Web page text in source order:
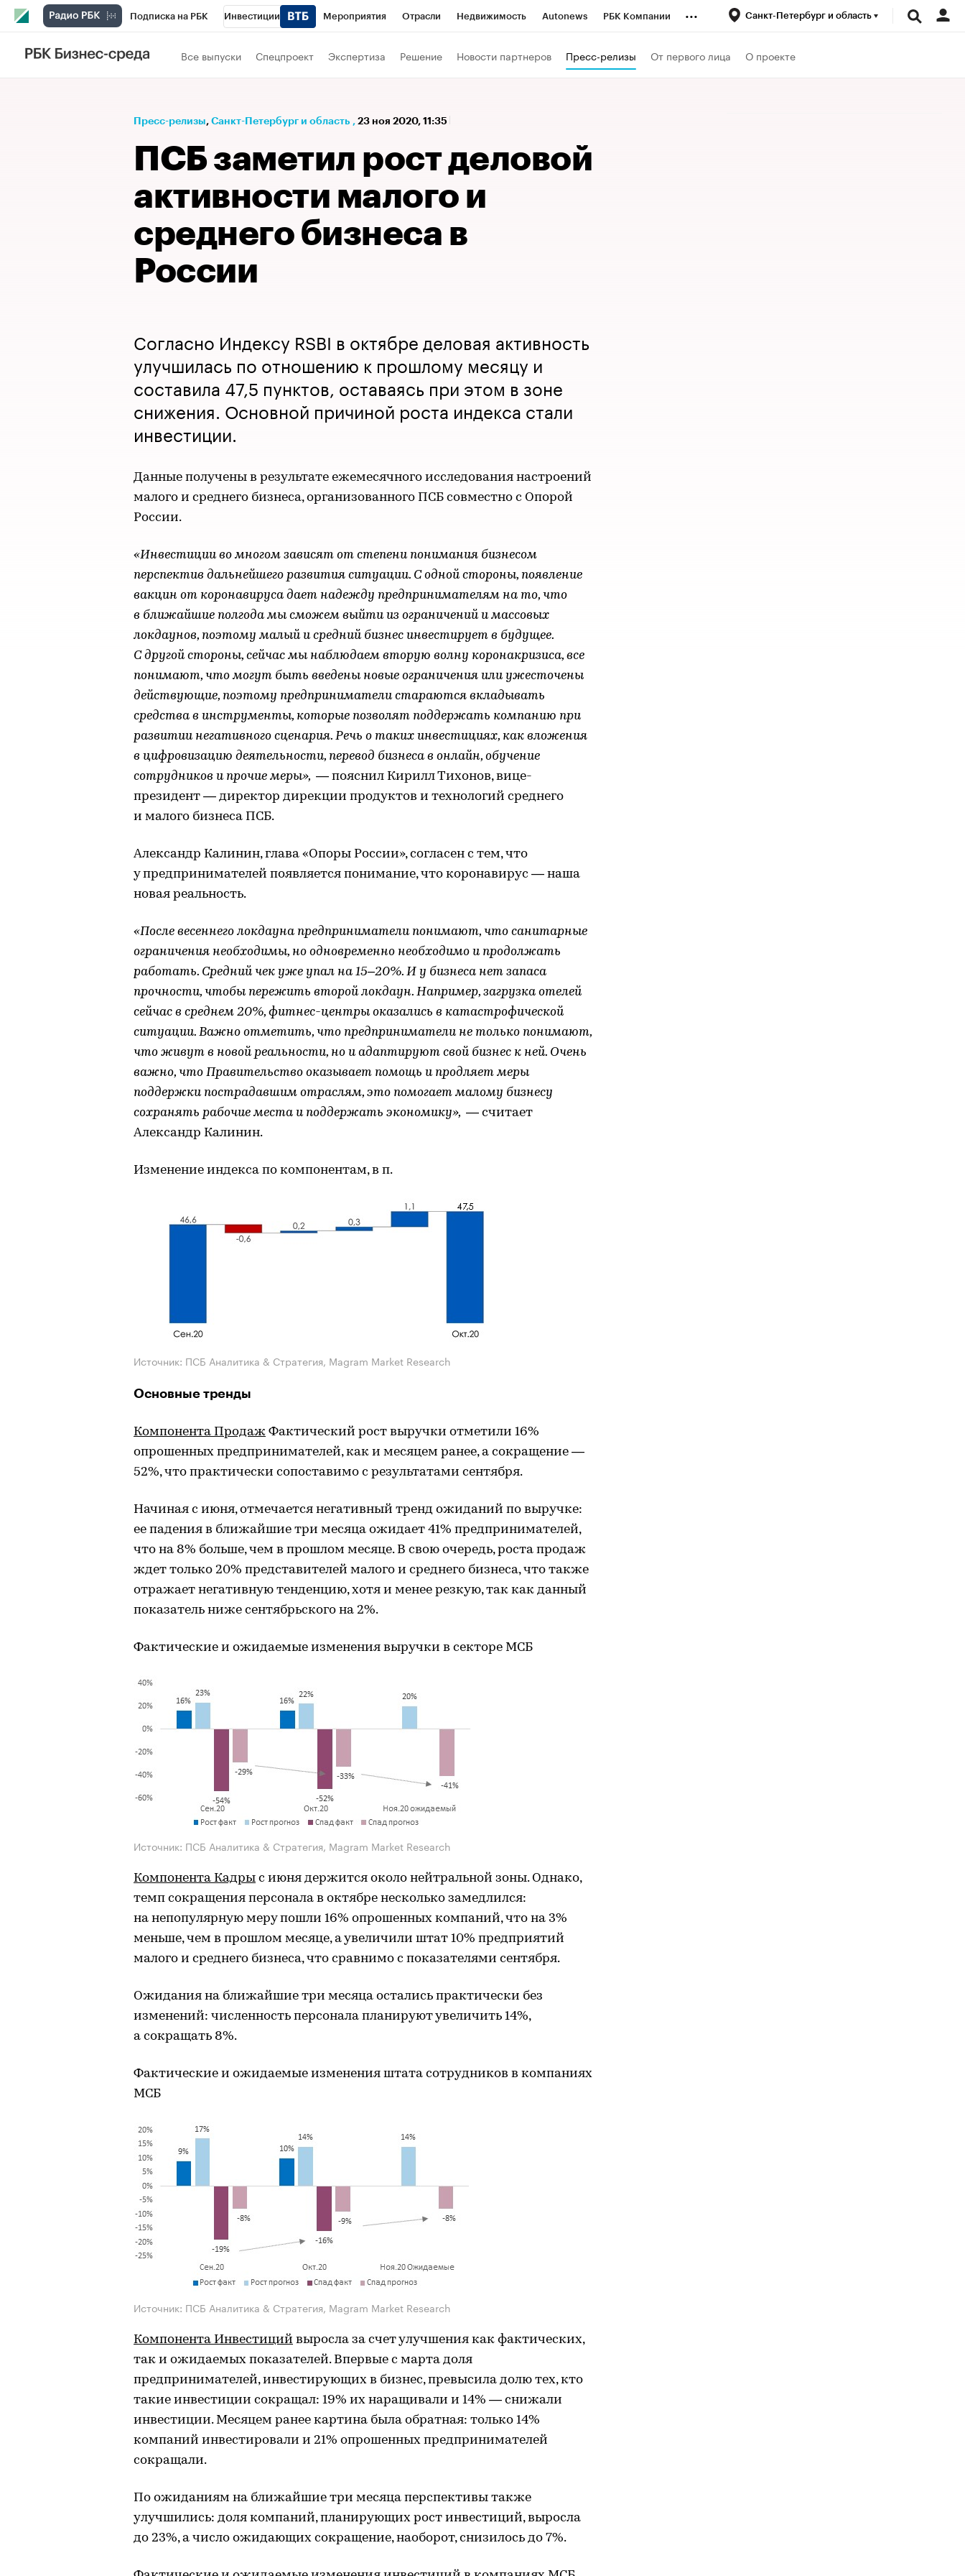
Подписка на РБК Инвестиции Мероприятия Отрасли Недвижимость Autonews РБК Компании
Телеканал
Спецпроекты Технологии и медиа
... Санкт-Петербург и область
Все выпуски Спецпроект Экспертиза Решение Новости партнеров Пресс-релизы От первого лица О проекте
Пресс-релизы⁠, Санкт-Петербург и область , 23 ноя 2020, 11:35
ПСБ заметил рост деловой
активности малого и
среднего бизнеса в
России
Согласно Индексу RSBI в октябре деловая активность
улучшилась по отношению к прошлому месяцу и
составила 47,5 пунктов, оставаясь при этом в зоне
снижения. Основной причиной роста индекса стали
инвестиции.
Данные получены в результате ежемесячного исследования настроений
малого и среднего бизнеса, организованного ПСБ совместно с Опорой
России.
«Инвестиции во многом зависят от степени понимания бизнесом
перспектив дальнейшего развития ситуации. С одной стороны, появление
вакцин от коронавируса дает надежду предпринимателям на то, что
в ближайшие полгода мы сможем выйти из ограничений и массовых
локдаунов, поэтому малый и средний бизнес инвестирует в будущее.
С другой стороны, сейчас мы наблюдаем вторую волну коронакризиса, все
понимают, что могут быть введены новые ограничения или ужесточены
действующие, поэтому предприниматели стараются вкладывать
средства в инструменты, которые позволят поддержать компанию при
развитии негативного сценария. Речь о таких инвестициях, как вложения
в цифровизацию деятельности, перевод бизнеса в онлайн, обучение
сотрудников и прочие меры», — пояснил Кирилл Тихонов, вице-
президент — директор дирекции продуктов и технологий среднего
и малого бизнеса ПСБ.
Александр Калинин, глава «Опоры России», согласен с тем, что
у предпринимателей появляется понимание, что коронавирус — наша
новая реальность.
«После весеннего локдауна предприниматели понимают, что санитарные
ограничения необходимы, но одновременно необходимо и продолжать
работать. Средний чек уже упал на 15–20%. И у бизнеса нет запаса
прочности, чтобы пережить второй локдаун. Например, загрузка отелей
сейчас в среднем 20%, фитнес-центры оказались в катастрофической
ситуации. Важно отметить, что предприниматели не только понимают,
что живут в новой реальности, но и адаптируют свой бизнес к ней. Очень
важно, что Правительство оказывает помощь и продляет меры
поддержки пострадавшим отраслям, это помогает малому бизнесу
сохранять рабочие места и поддержать экономику», — считает
Александр Калинин.
Изменение индекса по компонентам, в п.
Источник: ПСБ Аналитика & Стратегия, Magram Market Research
Основные тренды
Компонента Продаж Фактический рост выручки отметили 16%
опрошенных предпринимателей, как и месяцем ранее, а сокращение —
52%, что практически сопоставимо с результатами сентября.
Начиная с июня, отмечается негативный тренд ожиданий по выручке:
ее падения в ближайшие три месяца ожидает 41% предпринимателей,
что на 8% больше, чем в прошлом месяце. В свою очередь, роста продаж
ждет только 20% представителей малого и среднего бизнеса, что также
отражает негативную тенденцию, хотя и менее резкую, так как данный
показатель ниже сентябрьского на 2%.
Фактические и ожидаемые изменения выручки в секторе МСБ
Источник: ПСБ Аналитика & Стратегия, Magram Market Research
Компонента Кадры с июня держится около нейтральной зоны. Однако,
темп сокращения персонала в октябре несколько замедлился:
на непопулярную меру пошли 16% опрошенных компаний, что на 3%
меньше, чем в прошлом месяце, а увеличили штат 10% предприятий
малого и среднего бизнеса, что сравнимо с показателями сентября.
Ожидания на ближайшие три месяца остались практически без
изменений: численность персонала планируют увеличить 14%,
а сокращать 8%.
Фактические и ожидаемые изменения штата сотрудников в компаниях
МСБ
Источник: ПСБ Аналитика & Стратегия, Magram Market Research
Компонента Инвестиций выросла за счет улучшения как фактических,
так и ожидаемых показателей. Впервые с марта доля
предпринимателей, инвестирующих в бизнес, превысила долю тех, кто
такие инвестиции сокращал: 19% их наращивали и 14% — снижали
инвестиции. Месяцем ранее картина была обратная: только 14%
компаний инвестировали и 21% опрошенных предпринимателей
сокращали.
По ожиданиям на ближайшие три месяца перспективы также
улучшились: доля компаний, планирующих рост инвестиций, выросла
до 23%, а число ожидающих сокращение, наоборот, снизилось до 7%.